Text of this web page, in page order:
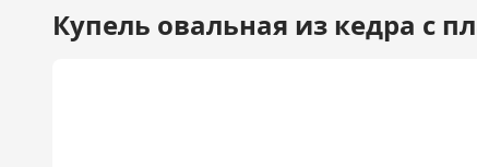
Купель овальная из кедра с